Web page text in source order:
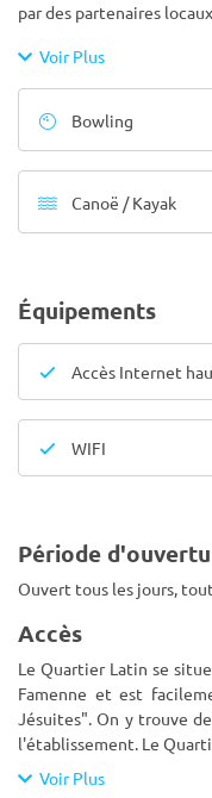
par des partenaires
Voir Plus
Bowling
Canoë / Kayak
Équipements
Accès Internet
WIFI
Période
Ouvert tous les jours,
Accès
Le Quartier Latin se
Famenne et est
Jésuites". On y trouve
l'établissement. Le
Voir Plus